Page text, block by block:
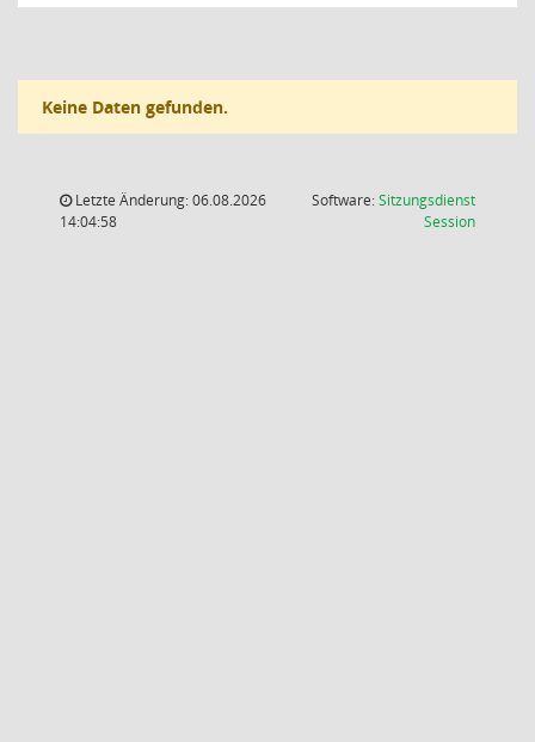
Keine Daten gefunden.
Letzte Änderung: 06.08.2026
14:04:58
Software:Sitzungsdienst
Session(Wird in